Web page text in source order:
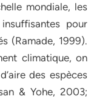
mondiale, les
pour
(Ramade, 1999).
climatique, on
des espèces
& Yohe, 2003;